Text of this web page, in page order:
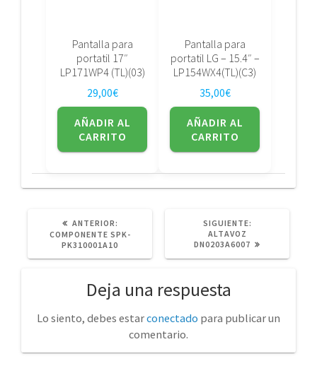
Pantalla para
portatil 17″
LP171WP4 (TL)(03)
29,00€
AÑADIR AL
CARRITO
Pantalla para
portatil LG – 15.4″ –
LP154WX4(TL)(C3)
35,00€
AÑADIR AL
CARRITO
ANTERIOR:
ANTERIOR:
COMPONENTE SPK-
PK310001A10
SIGUIENTE:
ALTAVOZ
DN0203A6007
Deja una respuesta
Lo siento, debes estarconectado para publicar un
comentario.